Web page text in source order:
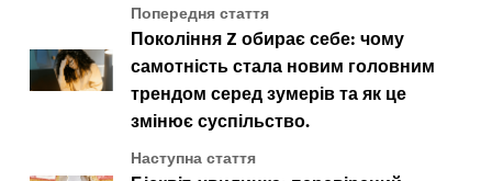
Попередня стаття
Покоління Z обирає себе: чому
самотність стала новим головним
трендом серед зумерів та як це
змінює суспільство.
Наступна стаття